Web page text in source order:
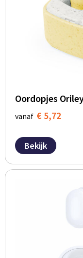
Oordopjes
vanaf € 5,72
Bekijk